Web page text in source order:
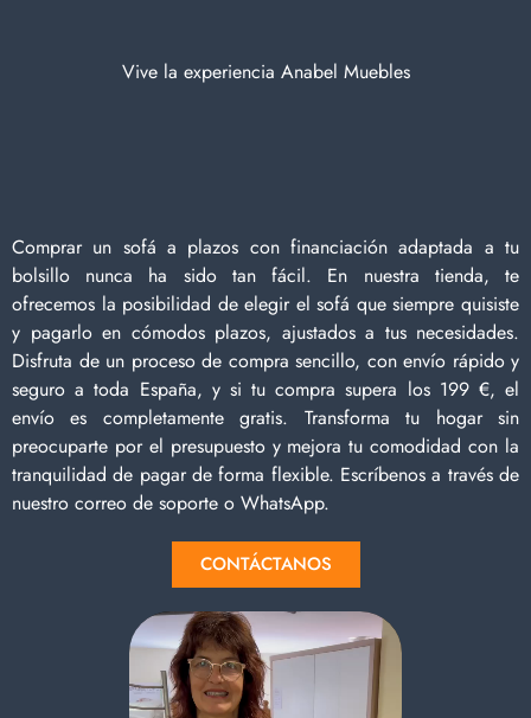
Vive la experiencia Anabel Muebles
Comprar un sofá a plazos con financiación adaptada a tu
bolsillo nunca ha sido tan fácil. En nuestra tienda, te
ofrecemos la posibilidad de elegir el sofá que siempre quisiste
y pagarlo en cómodos plazos, ajustados a tus necesidades.
Disfruta de un proceso de compra sencillo, con envío rápido y
seguro a toda España, y si tu compra supera los 199 €, el
envío es completamente gratis. Transforma tu hogar sin
preocuparte por el presupuesto y mejora tu comodidad con la
tranquilidad de pagar de forma flexible. Escríbenos a través de
nuestro correo de soporte o WhatsApp.
CONTÁCTANOS